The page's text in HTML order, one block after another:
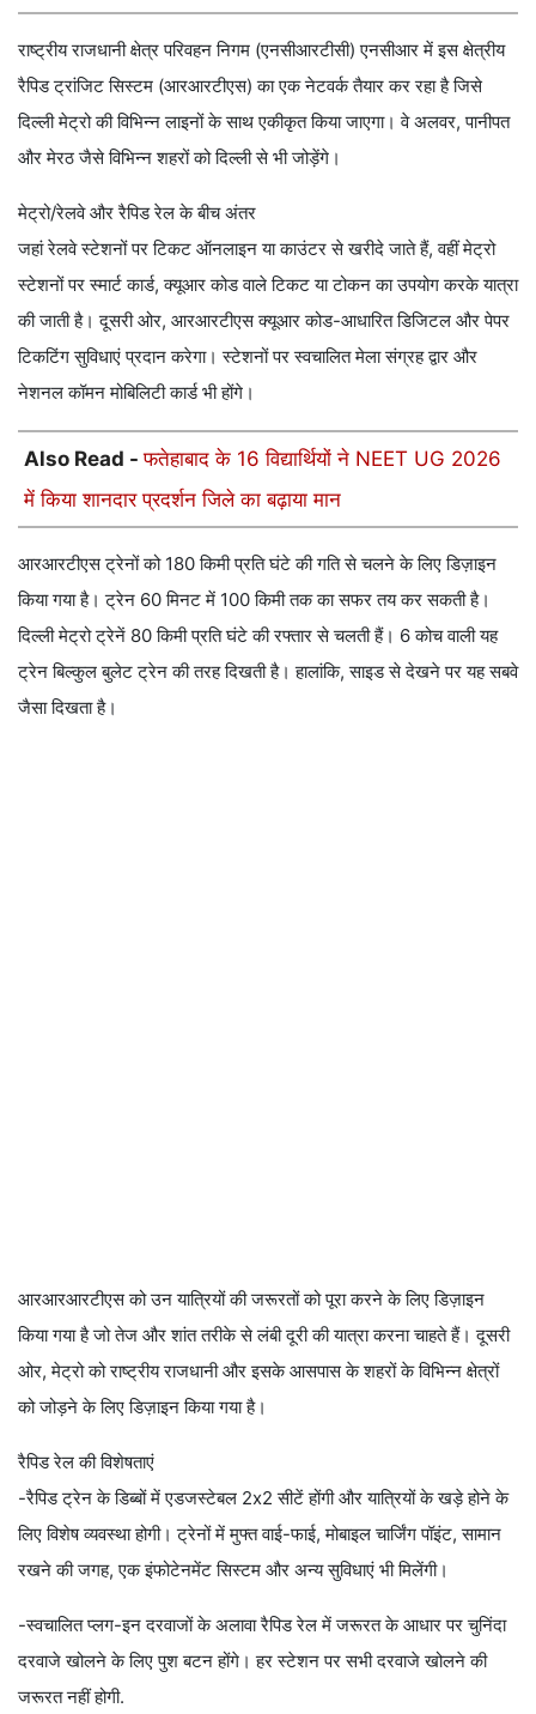
राष्ट्रीय राजधानी क्षेत्र परिवहन निगम (एनसीआरटीसी) एनसीआर में इस क्षेत्रीय
रैपिड ट्रांजिट सिस्टम (आरआरटीएस) का एक नेटवर्क तैयार कर रहा है जिसे
दिल्ली मेट्रो की विभिन्न लाइनों के साथ एकीकृत किया जाएगा। वे अलवर, पानीपत
और मेरठ जैसे विभिन्न शहरों को दिल्ली से भी जोड़ेंगे।
मेट्रो/रेलवे और रैपिड रेल के बीच अंतर
जहां रेलवे स्टेशनों पर टिकट ऑनलाइन या काउंटर से खरीदे जाते हैं, वहीं मेट्रो
स्टेशनों पर स्मार्ट कार्ड, क्यूआर कोड वाले टिकट या टोकन का उपयोग करके यात्रा
की जाती है। दूसरी ओर, आरआरटीएस क्यूआर कोड-आधारित डिजिटल और पेपर
टिकटिंग सुविधाएं प्रदान करेगा। स्टेशनों पर स्वचालित मेला संग्रह द्वार और
नेशनल कॉमन मोबिलिटी कार्ड भी होंगे।
Also Read -फतेहाबाद के 16 विद्यार्थियों ने NEET UG 2026
में किया शानदार प्रदर्शन जिले का बढ़ाया मान
आरआरटीएस ट्रेनों को 180 किमी प्रति घंटे की गति से चलने के लिए डिज़ाइन
किया गया है। ट्रेन 60 मिनट में 100 किमी तक का सफर तय कर सकती है।
दिल्ली मेट्रो ट्रेनें 80 किमी प्रति घंटे की रफ्तार से चलती हैं। 6 कोच वाली यह
ट्रेन बिल्कुल बुलेट ट्रेन की तरह दिखती है। हालांकि, साइड से देखने पर यह सबवे
जैसा दिखता है।
आरआरआरटीएस को उन यात्रियों की जरूरतों को पूरा करने के लिए डिज़ाइन
किया गया है जो तेज और शांत तरीके से लंबी दूरी की यात्रा करना चाहते हैं। दूसरी
ओर, मेट्रो को राष्ट्रीय राजधानी और इसके आसपास के शहरों के विभिन्न क्षेत्रों
को जोड़ने के लिए डिज़ाइन किया गया है।
रैपिड रेल की विशेषताएं
-रैपिड ट्रेन के डिब्बों में एडजस्टेबल 2x2 सीटें होंगी और यात्रियों के खड़े होने के
लिए विशेष व्यवस्था होगी। ट्रेनों में मुफ्त वाई-फाई, मोबाइल चार्जिंग पॉइंट, सामान
रखने की जगह, एक इंफोटेनमेंट सिस्टम और अन्य सुविधाएं भी मिलेंगी।
-स्वचालित प्लग-इन दरवाजों के अलावा रैपिड रेल में जरूरत के आधार पर चुनिंदा
दरवाजे खोलने के लिए पुश बटन होंगे। हर स्टेशन पर सभी दरवाजे खोलने की
जरूरत नहीं होगी.